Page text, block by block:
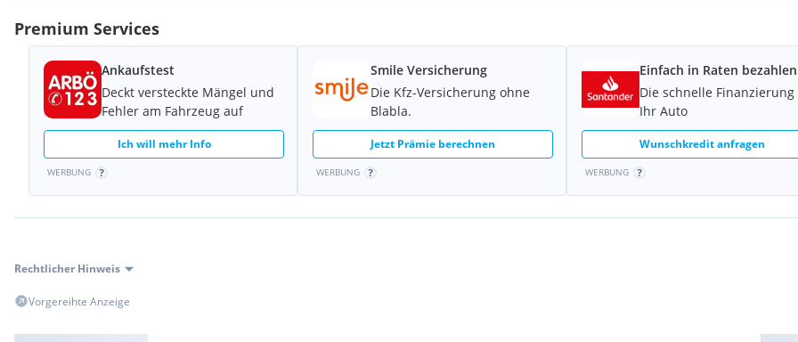
Premium Services
Ankaufstest
Deckt versteckte Mängel und
Fehler am Fahrzeug auf
Ich will mehr Info
WERBUNG
Smile Versicherung
Die Kfz-Versicherung ohne
Blabla.
Jetzt Prämie berechnen
WERBUNG
Einfach in Raten bezahlen
Die schnelle
Ihr Auto
Wunschkredit anfragen
WERBUNG
Rechtlicher Hinweis
Vorgereihte Anzeige